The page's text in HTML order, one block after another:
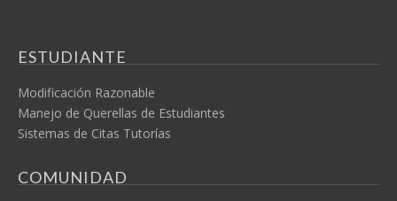
ESTUDIANTE
Modificación Razonable
Manejo de Querellas de Estudiantes
Sistemas de Citas Tutorías
COMUNIDAD